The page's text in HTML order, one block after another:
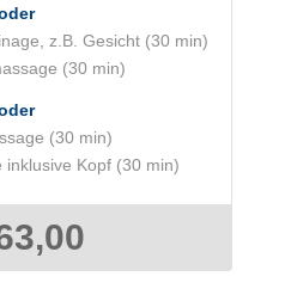
z.B. Gesicht (30 min)
(30 min)
(30 min)
inklusive Kopf (30 min)